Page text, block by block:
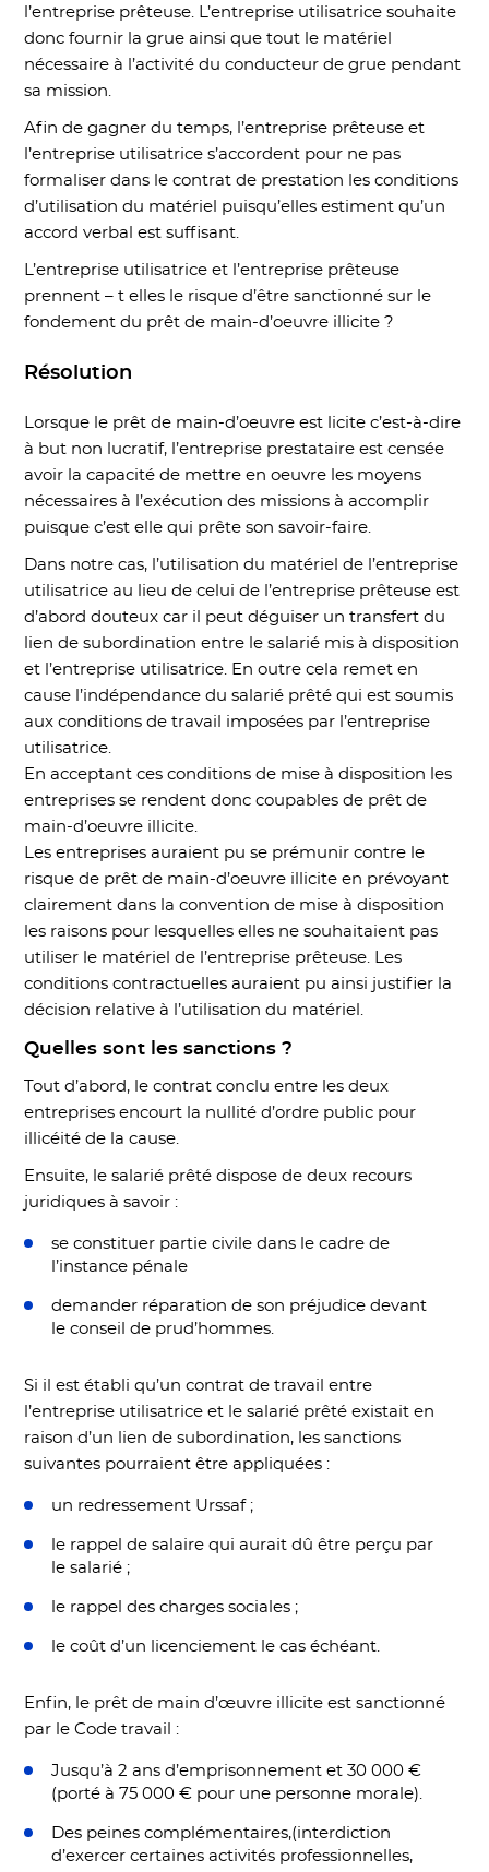
l’entreprise prêteuse. L’entreprise utilisatrice souhaite
donc fournir la grue ainsi que tout le matériel
nécessaire à l’activité du conducteur de grue pendant
sa mission.
Afin de gagner du temps, l’entreprise prêteuse et
l’entreprise utilisatrice s’accordent pour ne pas
formaliser dans le contrat de prestation les conditions
d’utilisation du matériel puisqu’elles estiment qu’un
accord verbal est suffisant.
L’entreprise utilisatrice et l’entreprise prêteuse
prennent – t elles le risque d’être sanctionné sur le
fondement du prêt de main-d’oeuvre illicite ?
Résolution
Lorsque le prêt de main-d’oeuvre est licite c’est-à-dire
à but non lucratif, l’entreprise prestataire est censée
avoir la capacité de mettre en oeuvre les moyens
nécessaires à l’exécution des missions à accomplir
puisque c’est elle qui prête son savoir-faire.
Dans notre cas, l’utilisation du matériel de l’entreprise
utilisatrice au lieu de celui de l’entreprise prêteuse est
d’abord douteux car il peut déguiser un transfert du
lien de subordination entre le salarié mis à disposition
et l’entreprise utilisatrice. En outre cela remet en
cause l’indépendance du salarié prêté qui est soumis
aux conditions de travail imposées par l’entreprise
utilisatrice.
En acceptant ces conditions de mise à disposition les
entreprises se rendent donc coupables de prêt de
main-d’oeuvre illicite.
Les entreprises auraient pu se prémunir contre le
risque de prêt de main-d’oeuvre illicite en prévoyant
clairement dans la convention de mise à disposition
les raisons pour lesquelles elles ne souhaitaient pas
utiliser le matériel de l’entreprise prêteuse. Les
conditions contractuelles auraient pu ainsi justifier la
décision relative à l’utilisation du matériel.
Quelles sont les sanctions ?
Tout d’abord, le contrat conclu entre les deux
entreprises encourt la nullité d’ordre public pour
illicéité de la cause.
Ensuite, le salarié prêté dispose de deux recours
juridiques à savoir :
se constituer partie civile dans le cadre de
l’instance pénale
demander réparation de son préjudice devant
le conseil de prud’hommes.
Si il est établi qu’un contrat de travail entre
l’entreprise utilisatrice et le salarié prêté existait en
raison d’un lien de subordination, les sanctions
suivantes pourraient être appliquées :
un redressement Urssaf ;
le rappel de salaire qui aurait dû être perçu par
le salarié ;
le rappel des charges sociales ;
le coût d’un licenciement le cas échéant.
Enfin, le prêt de main d’œuvre illicite est sanctionné
par le Code travail :
Jusqu’à 2 ans d’emprisonnement et 30 000 €
(porté à 75 000 € pour une personne morale).
Des peines complémentaires,(interdiction
d’exercer certaines activités professionnelles,